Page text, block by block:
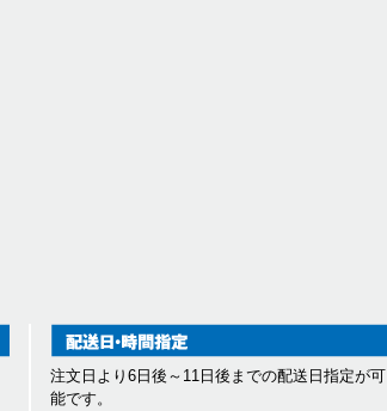
注文日より6日後～11日後までの配送日指定が可
能です。